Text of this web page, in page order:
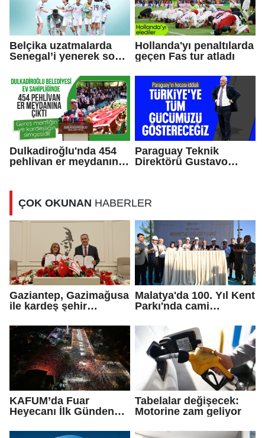
Belçika uzatmalarda
Senegal’i yenerek son
Hollanda'yı penaltılarda
geçen Fas tur atladı
Dulkadiroğlu'nda 454
pehlivan er meydanına
Paraguay Teknik
Direktörü Gustavo
ÇOK OKUNAN HABERLER
Gaziantep, Gazimağusa
ile kardeş şehir
Malatya'da 100. Yıl Kent
Parkı'nda cami
KAFUM’da Fuar
Heyecanı İlk Günden
Tabelalar değişecek:
Motorine zam geliyor